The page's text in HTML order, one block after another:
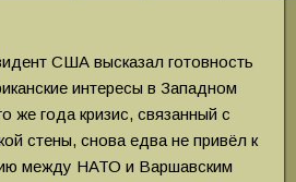
США высказал готовность
интересы в Западном
же года кризис, связанный с
стены, снова едва не привёл к
между НАТО и Варшавским